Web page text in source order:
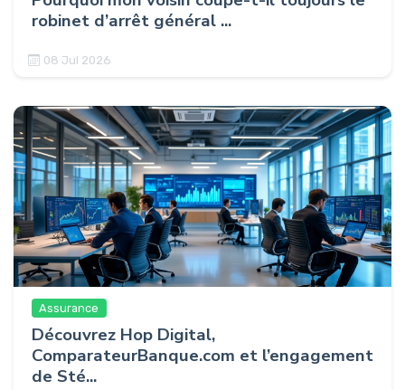
robinet d’arrêt général ...
08 Jul 2026
Assurance
Découvrez Hop Digital,
ComparateurBanque.com et l’engagement
de Sté...